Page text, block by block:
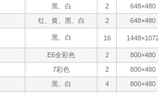
黑、白 2
648×480
红、黄、黑、白 2 648×480
黑、白 16
E6全彩色 2
800×480
7彩色 2
800×480
黑、白 4
800×480